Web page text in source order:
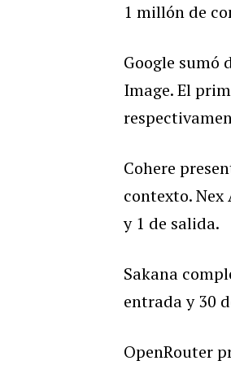
1 millón de
Google sumó
Image. El
Cohere
contexto. Nex
y 1 de salida.
Sakana
entrada y 30
OpenRouter